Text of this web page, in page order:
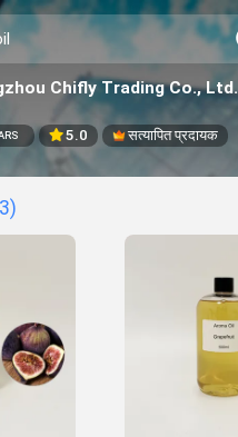
Chifly Trading Co., Ltd.
5.0 सत्यापित प्रदायक